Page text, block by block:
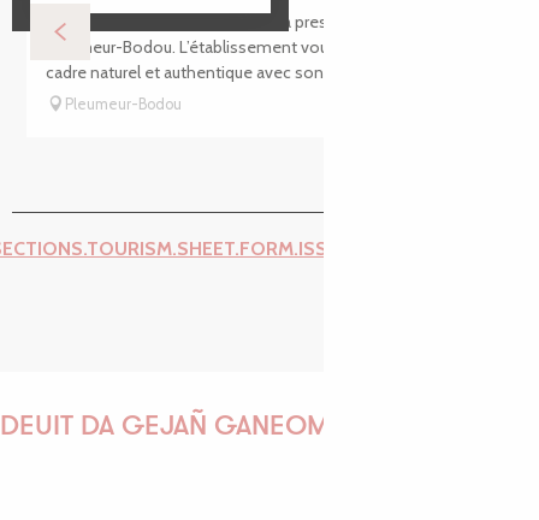
Le Camping Liberté se situe sur la presqu’ile de Landrellec à
Pleumeur-Bodou. L’établissement vous accueille dans un
cadre naturel et authentique avec son accès direct à la...
Pleumeur-Bodou
DEUIT DA GEJAÑ GANEOMP !